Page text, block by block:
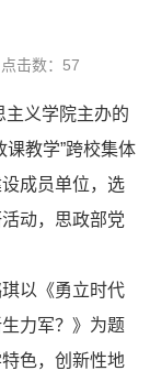
点击数： 57
主义学院主办的
教学”跨校集体
成员单位，选
动，思政部党
以《勇立时代
力军？》为题
色，创新性地